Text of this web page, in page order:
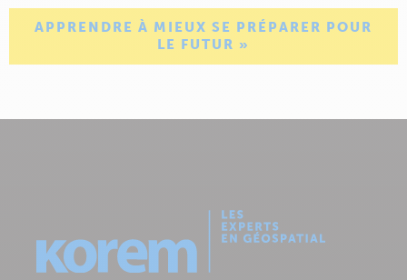
APPRENDRE À MIEUX SE PRÉPARER POUR
LE FUTUR »